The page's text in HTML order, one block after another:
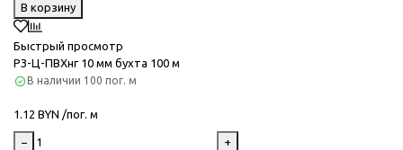
В корзину
Быстрый просмотр
РЗ-Ц-ПВХнг 10 мм бухта 100 м
В наличии 100 пог. м
1.12 BYN /пог. м
−
+